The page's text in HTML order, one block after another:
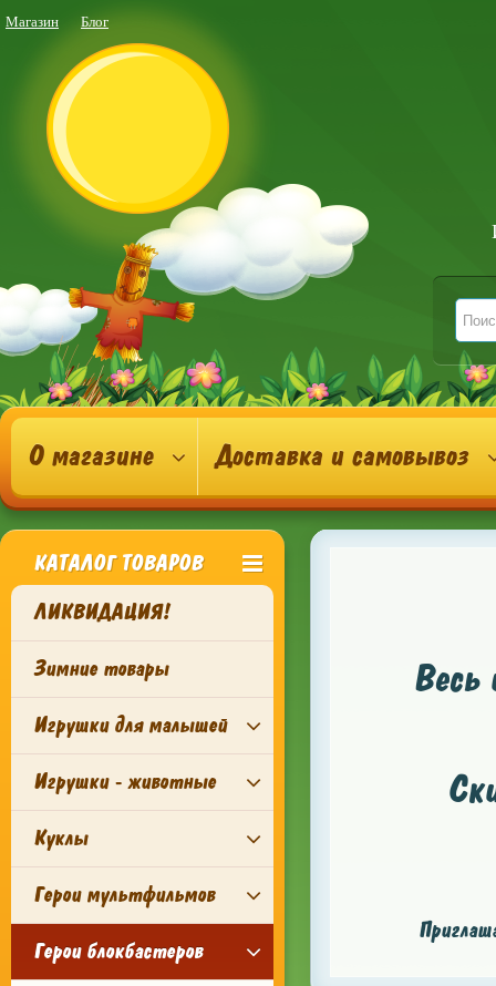
Магазин Блог
О магазине Доставка и самовывоз
КАТАЛОГ ТОВАРОВ
ЛИКВИДАЦИЯ!
Зимние товары
Игрушки для малышей
Игрушки - животные
Куклы
Герои мультфильмов
Герои блокбастеров
Весь